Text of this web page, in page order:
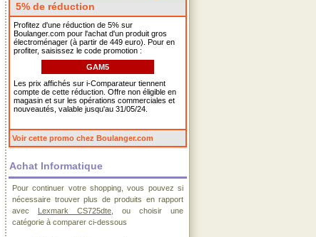
5% de réduction
Profitez d'une réduction de 5% sur
Boulanger.com pour l'achat d'un produit gros
électroménager (à partir de 449 euro). Pour en
profiter, saisissez le code promotion :
GAM5
Les prix affichés sur i-Comparateur tiennent
compte de cette réduction. Offre non éligible en
magasin et sur les opérations commerciales et
nouveautés, valable jusqu'au 31/05/24.
Voir cette promo chez Boulanger.com
Achat Informatique
Pour continuer votre shopping, vous pouvez si
nécessaire trouver plus de produits en rapport
avec Lexmark CS725dte , ou choisir une
catégorie à comparer ci-dessous